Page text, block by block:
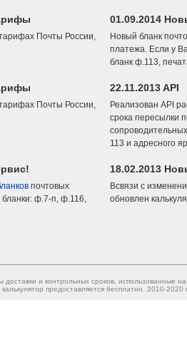
Почты России,
01.09.2014
Новый бланк
платежа. Если у
бланк ф.113,
Почты России,
22.11.2013 API
Реализован API
срока пересылки
113 и адресного
почтовых
ф.7-п, ф.116,
18.02.2013
Всвязи с
обновлен
и контрольных сроков, использованные
предоставляется бесплатно. 2010-2020